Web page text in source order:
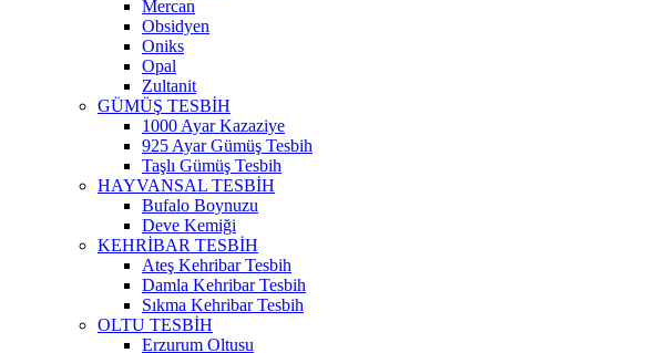
Mercan
Obsidyen
Oniks
Opal
Zultanit
GÜMÜŞ TESBİH
1000 Ayar Kazaziye
925 Ayar Gümüş Tesbih
Taşlı Gümüş Tesbih
HAYVANSAL TESBİH
Bufalo Boynuzu
Deve Kemiği
KEHRİBAR TESBİH
Ateş Kehribar Tesbih
Damla Kehribar Tesbih
Sıkma Kehribar Tesbih
OLTU TESBİH
Erzurum Oltusu